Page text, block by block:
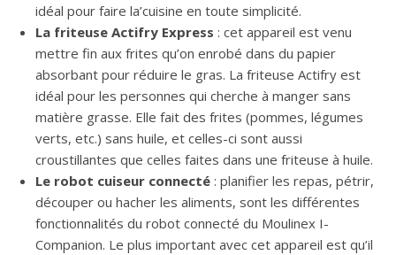
idéal pour faire la’cuisine en toute simplicité.
La friteuse Actifry Express : cet appareil est venu
mettre fin aux frites qu’on enrobé dans du papier
absorbant pour réduire le gras. La friteuse Actifry est
idéal pour les personnes qui cherche à manger sans
matière grasse. Elle fait des frites (pommes, légumes
verts, etc.) sans huile, et celles-ci sont aussi
croustillantes que celles faites dans une friteuse à huile.
Le robot cuiseur connecté : planifier les repas, pétrir,
découper ou hacher les aliments, sont les différentes
fonctionnalités du robot connecté du Moulinex I-
Companion. Le plus important avec cet appareil est qu’il